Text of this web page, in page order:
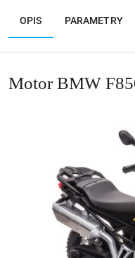
OPIS PARAMETRY
Motor BMW